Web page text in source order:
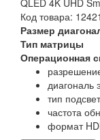
Код товара:
Размер
Тип матрицы
Операционная
диагональ
тип
частота
формат